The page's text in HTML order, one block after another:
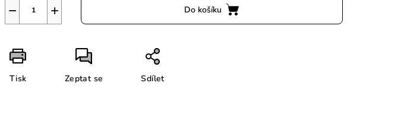
+
− Do košíku
Tisk Zeptat se Sdílet